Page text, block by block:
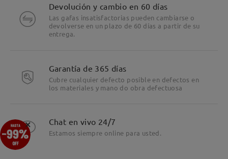
Devolución y cambio en 60 días
Las gafas insatisfactorias pueden cambiarse o
devolverse en un plazo de 60 días a partir de su
entrega.
Garantía de 365 días
Cubre cualquier defecto posible en defectos en
los materiales y mano do obra defectuosa
Chat en vivo 24/7
Estamos siempre online para usted.
×